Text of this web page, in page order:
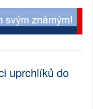
uprchlíků do